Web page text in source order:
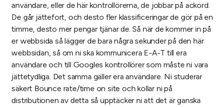
användare, eller de här kontrollörerna, de jobbar på ackord.
De går jättefort, och desto fler klassificeringar de gör på en
timme, desto mer pengar tjänar de. Så när de kommer in på
er webbsida så lägger de bara några sekunder på den här
webbsidan, så om ni ska kommunicera E-A-T till era
användare och till Googles kontrollörer som måste ni vara
jättetydliga. Det samma gäller era användare. Ni studerar
säkert Bounce rate/time on site och kollar ni på
distributionen av detta så upptäcker ni att det är ganska